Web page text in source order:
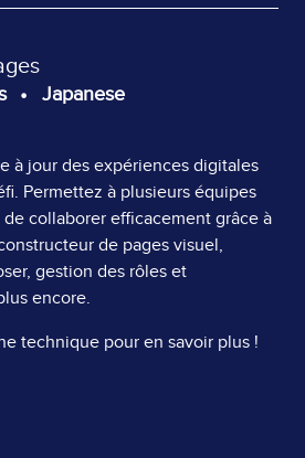
Japanese
à jour des expériences digitales
Permettez à plusieurs équipes
collaborer efficacement grâce à
de pages visuel,
gestion des rôles et
encore.
technique pour en savoir plus !